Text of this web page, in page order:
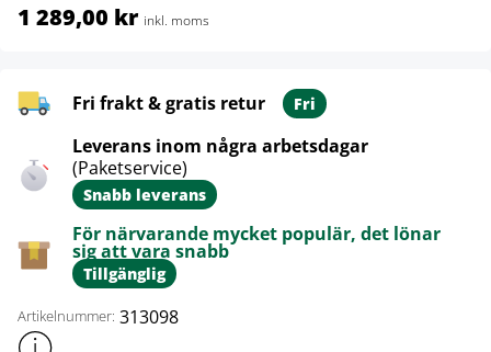
1 289,00 kr inkl. moms
Fri frakt & gratis retur Fri
Leverans inom några arbetsdagar
(Paketservice)
Snabb leverans
För närvarande mycket populär, det lönar
sig att vara snabb
Tillgänglig
Artikelnummer: 313098
Visa mer produktinformation